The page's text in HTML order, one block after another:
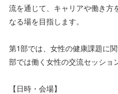
流を通じて、キャリアや働き方
なる場を目指します。
第1部では、女性の健康課題に
部では働く女性の交流セッショ
【日時・会場】